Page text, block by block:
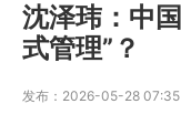
沈泽玮：中
式管理”？
发布：2026-05-28 07:35